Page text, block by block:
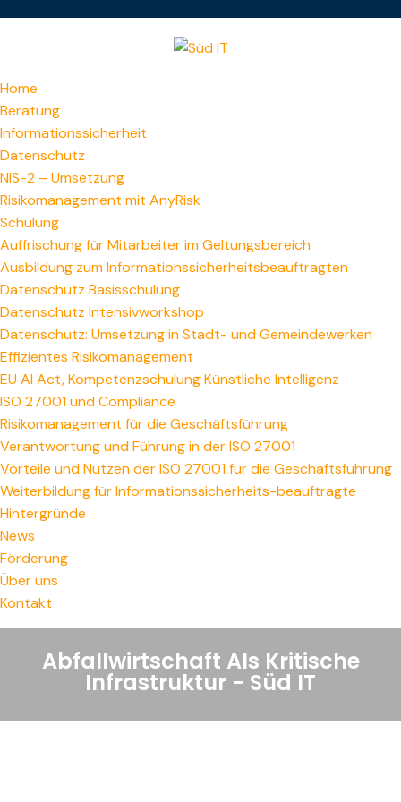
Home
Beratung
Informationssicherheit
Datenschutz
NIS-2 – Umsetzung
Risikomanagement mit AnyRisk
Schulung
Auffrischung für Mitarbeiter im Geltungsbereich
Ausbildung zum Informations­sicherheitsbeauftragten
Datenschutz Basisschulung
Datenschutz Intensivworkshop
Datenschutz: Umsetzung in Stadt- und Gemeindewerken
Effizientes Risikomanagement
EU AI Act, Kompetenzschulung Künstliche Intelligenz
ISO 27001 und Compliance
Risikomanagement für die Geschäftsführung
Verantwortung und Führung in der ISO 27001
Vorteile und Nutzen der ISO 27001 für die Geschäftsführung
Weiterbildung für Informationssicherheits-beauftragte
Hintergründe
News
Förderung
Über uns
Kontakt
Abfallwirtschaft Als Kritische
Infrastruktur - Süd IT